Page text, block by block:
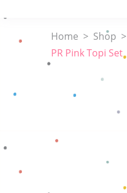
Home > Shop >
PR Pink Topi Set